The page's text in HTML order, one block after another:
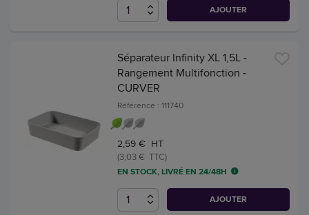
AJOUTER
Séparateur Infinity XL 1,5L -
Rangement Multifonction -
CURVER
Référence : 111740
2,59 € HT
(3,03 € TTC)
EN STOCK, LIVRÉ EN 24/48H
AJOUTER